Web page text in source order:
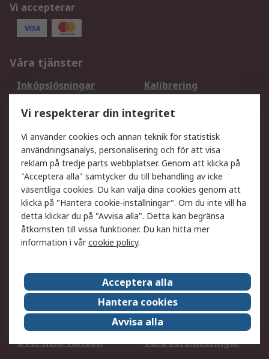
Vi accepterar
Våra tjänster
Inköpslösningar
Kalibrering
DesignSpark
Teknisk Support
Ditt lokala säljteam
Exportlösningar
Support
Få hjälp
Retur av varor
Leverans
Spåra din order
Begär en fakturakopi
Fördelar med RS-konto
Betalningsalternativ
Om RS
Försäljningsvillkor
Det juridiska
Press Centre
Jobba hos RS
ESG
Över hela världen
Våra certificeringar
Vi respekterar din integritet
Vi använder cookies och annan teknik för statistisk
användningsanalys, personalisering och för att visa
reklam på tredje parts webbplatser. Genom att klicka på
"Acceptera alla" samtycker du till behandling av icke
väsentliga cookies. Du kan välja dina cookies genom att
klicka på "Hantera cookie-inställningar". Om du inte vill ha
detta klickar du på "Avvisa alla". Detta kan begränsa
åtkomsten till vissa funktioner. Du kan hitta mer
information i vårcookie policy.
Acceptera alla
Hantera cookies
Avvisa alla